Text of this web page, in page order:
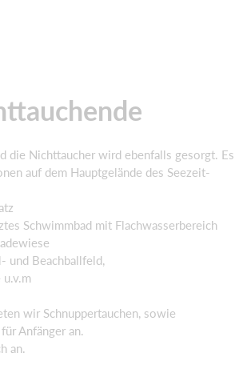
die Nichttaucher wird ebenfalls gesorgt. Es
auf dem Hauptgelände des Seezeit-
Schwimmbad mit Flachwasserbereich
und Beachballfeld,
wir Schnuppertauchen, sowie
Anfänger an.
an.